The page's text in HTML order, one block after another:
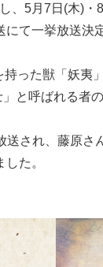
し、5月7日(木)・
て一挙放送決
った獣「妖夷
と呼ばれる者
され、藤原さ
た。